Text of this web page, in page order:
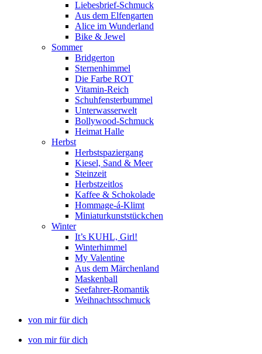
Liebesbrief-Schmuck
Aus dem Elfengarten
Alice im Wunderland
Bike & Jewel
Sommer
Bridgerton
Sternenhimmel
Die Farbe ROT
Vitamin-Reich
Schuhfensterbummel
Unterwasserwelt
Bollywood-Schmuck
Heimat Halle
Herbst
Herbstspaziergang
Kiesel, Sand & Meer
Steinzeit
Herbstzeitlos
Kaffee & Schokolade
Hommage-á-Klimt
Miniaturkunststückchen
Winter
It’s KUHL, Girl!
Winterhimmel
My Valentine
Aus dem Märchenland
Maskenball
Seefahrer-Romantik
Weihnachtsschmuck
von mir für dich
von mir für dich